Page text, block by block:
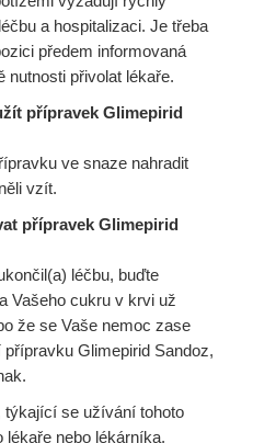
a hospitalizaci. Je třeba
předem informovaná
nutnosti přivolat lékaře.
přípravek Glimepirid
ve snaze nahradit
vzít.
přípravek Glimepirid
léčbu, buďte
Vašeho cukru v krvi už
že se Vaše nemoc zase
Glimepirid Sandoz,
týkající se užívání tohoto
lékaře nebo lékárníka.